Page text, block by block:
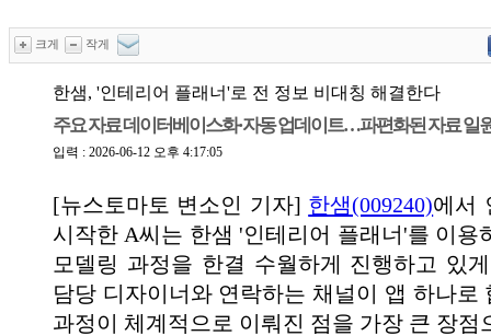
크게 작게
한샘, '인테리어 플래너'로 전 정보 비대칭 해결한다
주요 자료 데이터베이스화·자동 업데이트…파편화된 자료 일
입력 : 2026-06-12 오후 4:17:05
[뉴스토마토 변소인 기자] 한샘(009240)에서
시작한 A씨는 한샘 '인테리어 플래너'를 이용
모델링 과정을 한결 수월하게 진행하고 있
담당 디자이너와 연락하는 채널이 앱 하나로
과정이 체계적으로 이뤄진 점을 가장 큰 장점